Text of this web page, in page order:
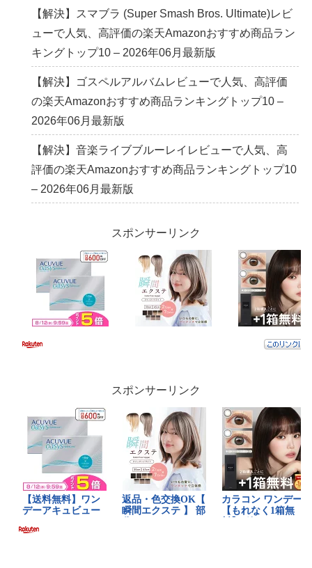
【解決】スマブラ (Super Smash Bros. Ultimate)レビ
ューで人気、高評価の楽天Amazonおすすめ商品ラン
キングトップ10 – 2026年06月最新版
【解決】ゴスペルアルバムレビューで人気、高評価
の楽天Amazonおすすめ商品ランキングトップ10 –
2026年06月最新版
【解決】音楽ライブブルーレイレビューで人気、高
評価の楽天Amazonおすすめ商品ランキングトップ10
– 2026年06月最新版
スポンサーリンク
スポンサーリンク